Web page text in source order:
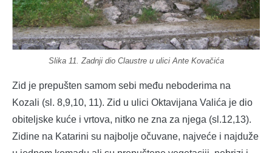
Slika 11. Zadnji dio Claustre u ulici Ante Kovačića
Zid je prepušten samom sebi među neboderima na
Kozali (sl. 8,9,10, 11). Zid u ulici Oktavijana Valića je dio
obiteljske kuće i vrtova, nitko ne zna za njega (sl.12,13).
Zidine na Katarini su najbolje očuvane, najveće i najduže